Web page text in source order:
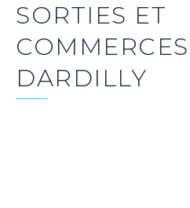
SORTIES ET
DARDILLY